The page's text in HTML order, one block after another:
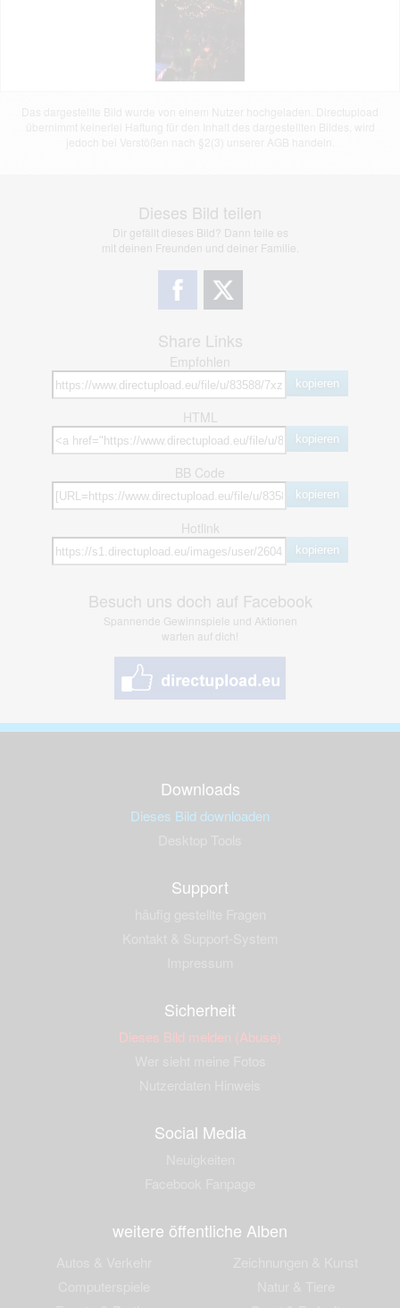
Dieses Bild teilen
Dir gefällt dieses Bild? Dann teile es
mit deinen Freunden und deiner Familie.
Share Links
Empfohlen
kopieren
HTML
kopieren
BB Code
kopieren
Hotlink
kopieren
Besuch uns doch auf Facebook
Spannende Gewinnspiele und Aktionen
warten auf dich!
Downloads
Dieses Bild downloaden
Support
Sicherheit
Dieses Bild melden (Abuse)
Social Media
weitere öffentliche Alben